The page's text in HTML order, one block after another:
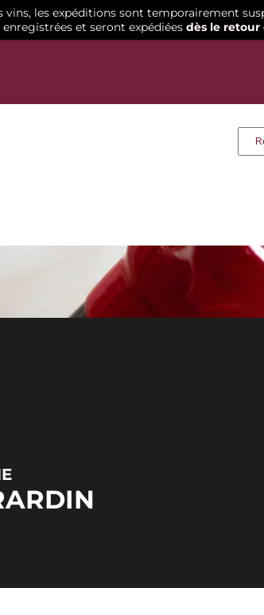
les expéditions sont temporairement
et seront expédiées dès le